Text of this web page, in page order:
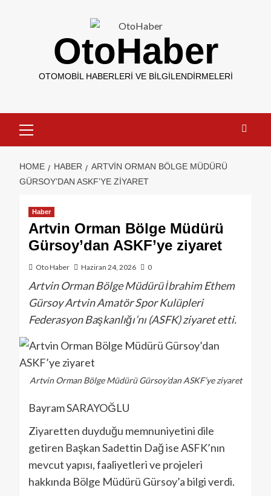
OtoHaber
OTOMOBIL HABERLERI VE BILGILENDIRMELERI
HOME HABER
ARTVIN ORMAN BÖLGE MÜDÜRÜ
GÜRSOY’DAN ASKF’YE ZIYARET
Haber
Artvin Orman Bölge Müdürü
Gürsoy’dan ASKF’ye ziyaret
Oto Haber Haziran 24, 2026 0
Artvin Orman Bölge Müdürü İbrahim Ethem
Gürsoy Artvin Amatör Spor Kulüpleri
Federasyon Başkanlığı’nı (ASFK) ziyaret etti.
Artvin Orman Bölge Müdürü Gürsoy’dan ASKF’ye ziyaret
Bayram SARAYOĞLU
Ziyaretten duyduğu memnuniyetini dile
getiren Başkan Sadettin Dağ ise ASFK’nın
mevcut yapısı, faaliyetleri ve projeleri
hakkında Bölge Müdürü Gürsoy’a bilgi verdi.